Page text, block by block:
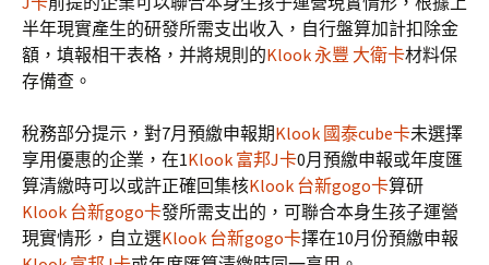
半年現實產生的研發所需支出收入，自行盤算加計扣除金
額，填報相干表格，并將規則的Klook 永豐 大衛卡材料保
存備查。
稅務部分提示，對7月預繳申報期Klook 國泰cube卡未選擇
享用優惠的企業，在1Klook 富邦J卡0月預繳申報或年度匯
算清繳時可以或許正確回集核Klook 台新gogo卡算研
Klook 台新gogo卡發所需支出的，可聯合本身生孩子運營
現實情形，自立選Klook 台新gogo卡擇在10月份預繳申報